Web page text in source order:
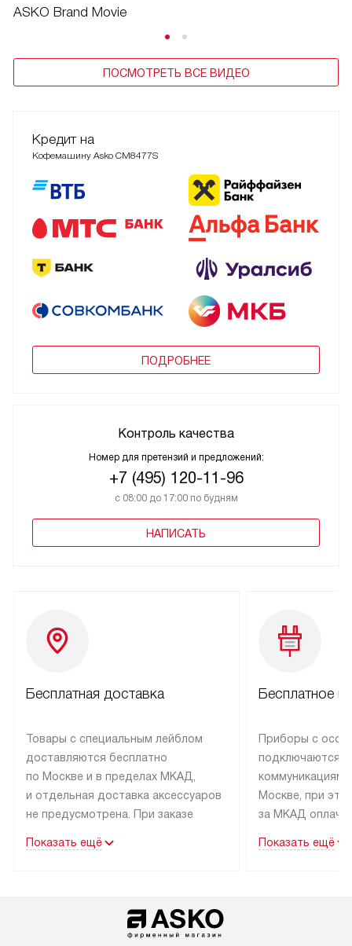
ASKO Brand Movie
ПОСМОТРЕТЬ ВСЕ ВИДЕО
Кредит на
Кофемашину Asko CM8477S
ПОДРОБНЕЕ
Контроль качества
Номер для претензий и предложений:
+7 (495) 120-11-96
с 08:00 до 17:00 по будням
НАПИСАТЬ
Бесплатная доставка
Товары с специальным лейблом
доставляются бесплатно
по Москве и в пределах МКАД,
и отдельная доставка аксессуаров
не предусмотрена. При заказе
рекомендуем обсудить
со статусом «В наличии» могут
быть отправлены покупателю
Показать ещё
Бесплатное
Приборы с
подключаются к
коммуникациям
Москве, при
за МКАД
партнера
Показать ещё